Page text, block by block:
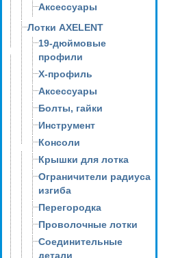
Аксессуары
Лотки AXELENT
19-дюймовые
профили
X-профиль
Аксессуары
Болты, гайки
Инструмент
Консоли
Крышки для лотка
Ограничители радиуса
изгиба
Перегородка
Проволочные лотки
Соединительные
детали